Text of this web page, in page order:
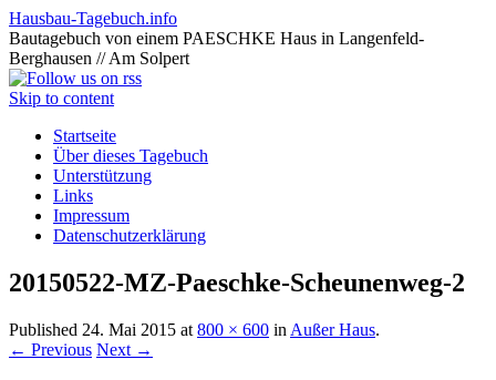
Hausbau-Tagebuch.info
Bautagebuch von einem PAESCHKE Haus in Langenfeld-
Berghausen // Am Solpert
Skip to content
Startseite
Über dieses Tagebuch
Unterstützung
Links
Impressum
Datenschutzerklärung
20150522-MZ-Paeschke-Scheunenweg-2
Published 24. Mai 2015 at 800 × 600 in Außer Haus.
← Previous Next →